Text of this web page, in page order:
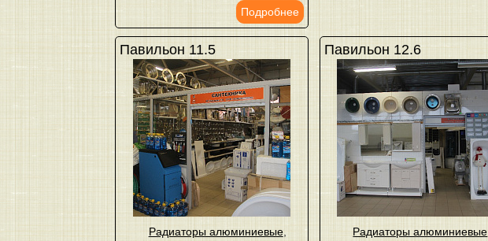
Подробнее
Павильон 11.5
Радиаторы алюминиевые,
Павильон 12.6
Радиаторы алюминиевые